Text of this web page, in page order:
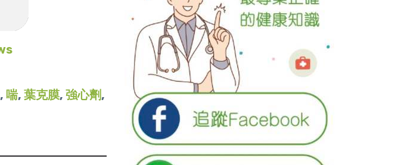
, 喘, 葉克膜, 強心劑,